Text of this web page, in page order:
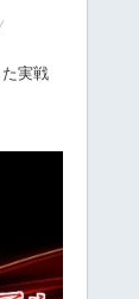
実戦